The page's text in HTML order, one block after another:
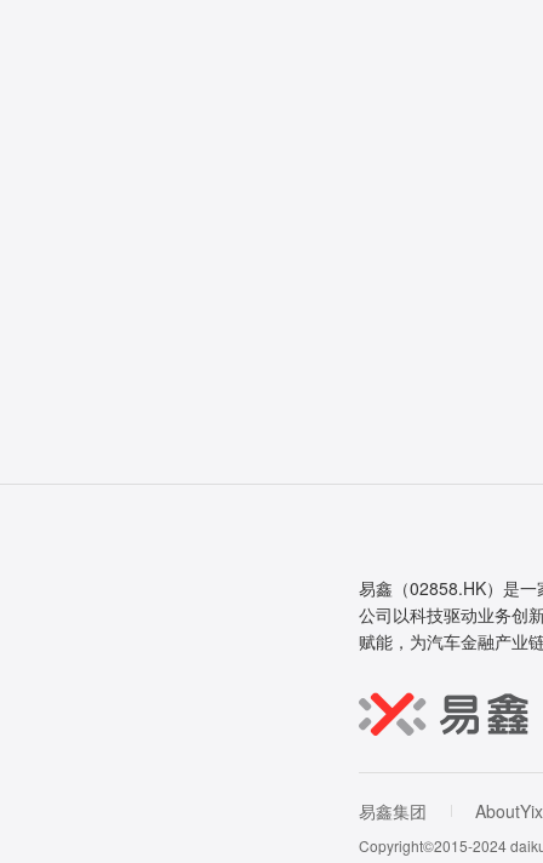
易鑫（02858.HK）是
公司以科技驱动业务创
赋能，为汽车金融产业
易鑫集团
Copyright©2015-2024